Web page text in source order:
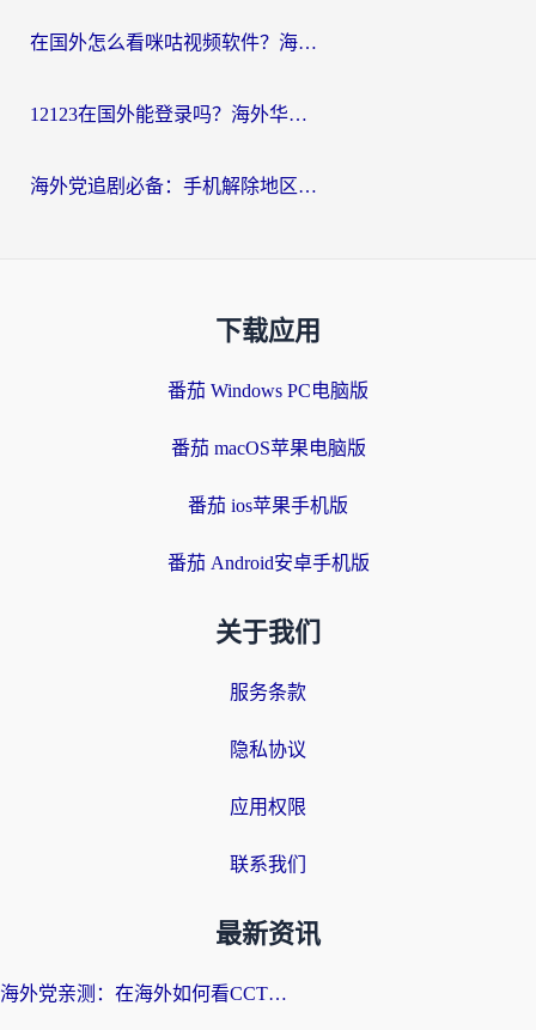
在国外怎么看咪咕视频软件？海外党亲测有效的回国加速方案
12123在国外能登录吗？海外华人必看的回国加速实用指南
海外党追剧必备：手机解除地区限制app怎么选？解决央视视频&国内剧地区限制全指南
下载应用
番茄 Windows PC电脑版
番茄 macOS苹果电脑版
番茄 ios苹果手机版
番茄 Android安卓手机版
关于我们
服务条款
隐私协议
应用权限
联系我们
最新资讯
海外党亲测：在海外如何看CCTV？告别“仅限大陆播放”的实用指南